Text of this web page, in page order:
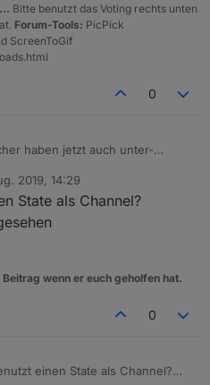
Bitte benutzt das Voting rechts unten
Forum-Tools: PicPick
ScreenToGif
0
haben jetzt auch unter-
2019, 14:29
State als Channel?
wenn er euch geholfen hat.
0
einen State als Channel?